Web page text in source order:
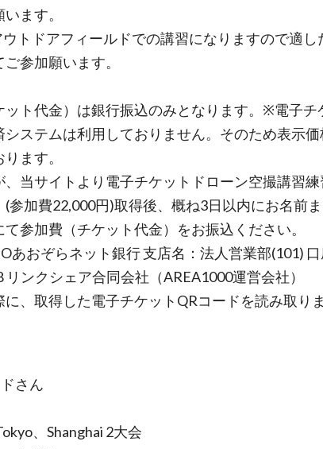
ます。
トドアフィールドでの講習になりますので適し
参加願います。
ット代金）は銀行振込のみとなります。※電子チ
システムは利用しておりません。そのため表示価
ます。
、当サイトより電子チケットドローン空撮講習練
(参加費22,000円)取得後、概ね3日以内にお名前
参加費（チケット代金）をお振込ください。
あおぞらネット銀行 支店名：法人営業部(101)
リンクシェア合同会社（AREA1000運営会社）
、取得した電子チケットQRコードを読み取りま
さん
、Shanghai 2大会